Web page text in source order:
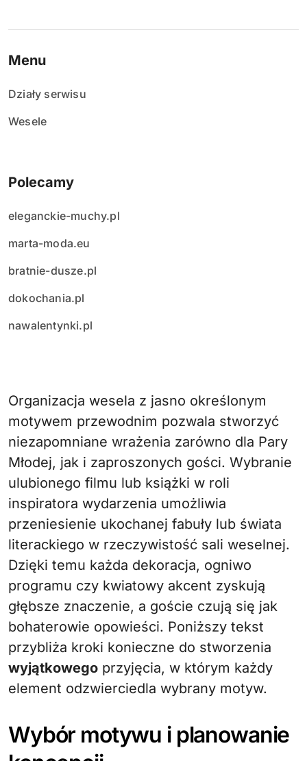
Menu
Działy serwisu
Wesele
Polecamy
eleganckie-muchy.pl
marta-moda.eu
bratnie-dusze.pl
dokochania.pl
nawalentynki.pl
Organizacja wesela z jasno określonym
motywem przewodnim pozwala stworzyć
niezapomniane wrażenia zarówno dla Pary
Młodej, jak i zaproszonych gości. Wybranie
ulubionego filmu lub książki w roli
inspiratora wydarzenia umożliwia
przeniesienie ukochanej fabuły lub świata
literackiego w rzeczywistość sali weselnej.
Dzięki temu każda dekoracja, ogniwo
programu czy kwiatowy akcent zyskują
głębsze znaczenie, a goście czują się jak
bohaterowie opowieści. Poniższy tekst
przybliża kroki konieczne do stworzenia
wyjątkowego przyjęcia, w którym każdy
element odzwierciedla wybrany motyw.
Wybór motywu i planowanie